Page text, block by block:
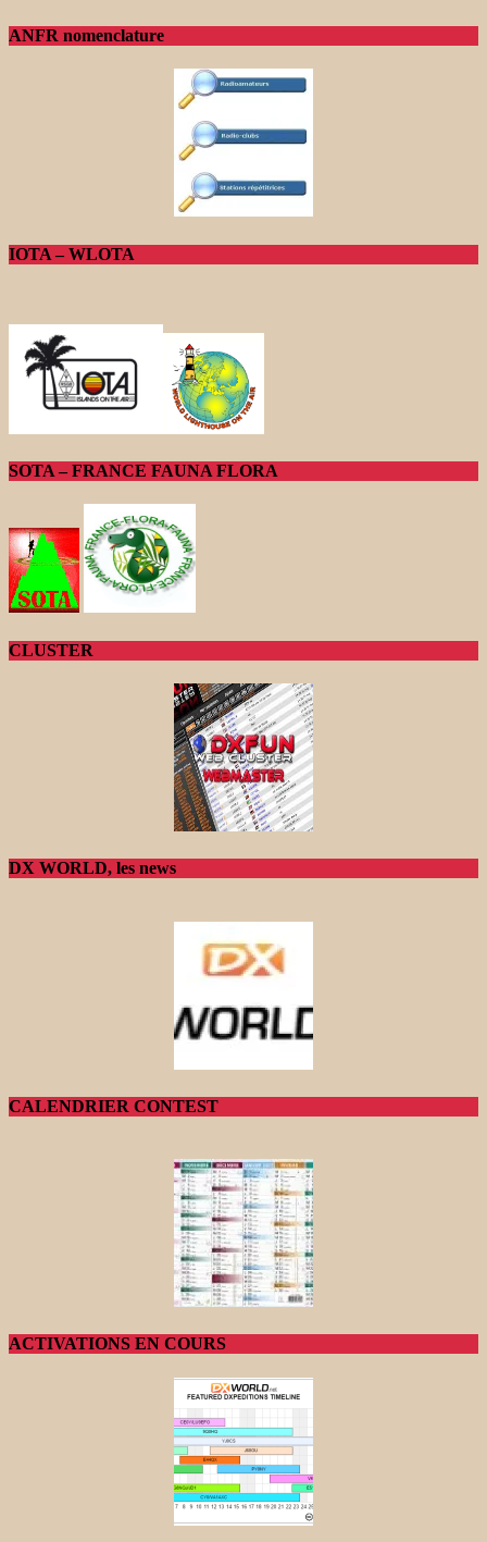
ANFR nomenclature
IOTA – WLOTA
SOTA – FRANCE FAUNA FLORA
CLUSTER
DX WORLD, les news
CALENDRIER CONTEST
ACTIVATIONS EN COURS